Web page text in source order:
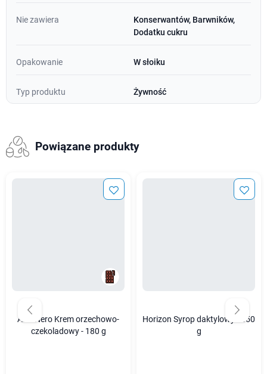
Nie zawiera
Konserwantów, Barwników,
Dodatku cukru
Opakowanie W słoiku
Typ produktu Żywność
Powiązane produkty
Alce Nero Krem orzechowo-
czekoladowy - 180 g
Horizon Syrop daktylowy - 450
g